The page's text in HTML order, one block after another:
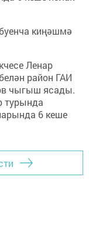
киңәшмә
Ленар
район ГАИ
чыгыш ясады.
турында
6 кеше